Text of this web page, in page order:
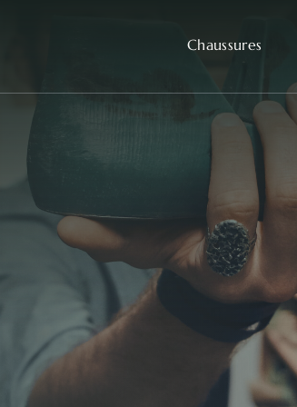
Chaussures